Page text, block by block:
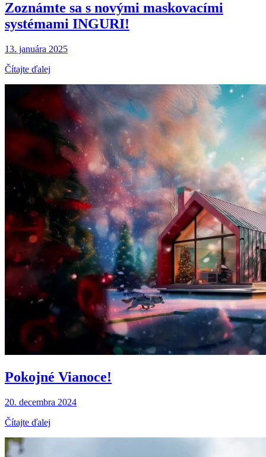
Zoznámte sa s novými maskovacími
systémami INGURI!
13. januára 2025
Čítajte ďalej
Pokojné Vianoce!
20. decembra 2024
Čítajte ďalej